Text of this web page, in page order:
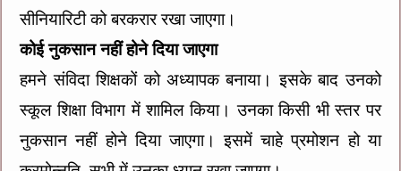
सीनियारिटी को बरकरार रखा जाएगा।
कोई नुकसान नहीं होने दिया जाएगा
हमने संविदा शिक्षकों को अध्यापक बनाया। इसके बाद उनको
स्कूल शिक्षा विभाग में शामिल किया। उनका किसी भी स्तर पर
नुकसान नहीं होने दिया जाएगा। इसमें चाहे प्रमोशन हो या